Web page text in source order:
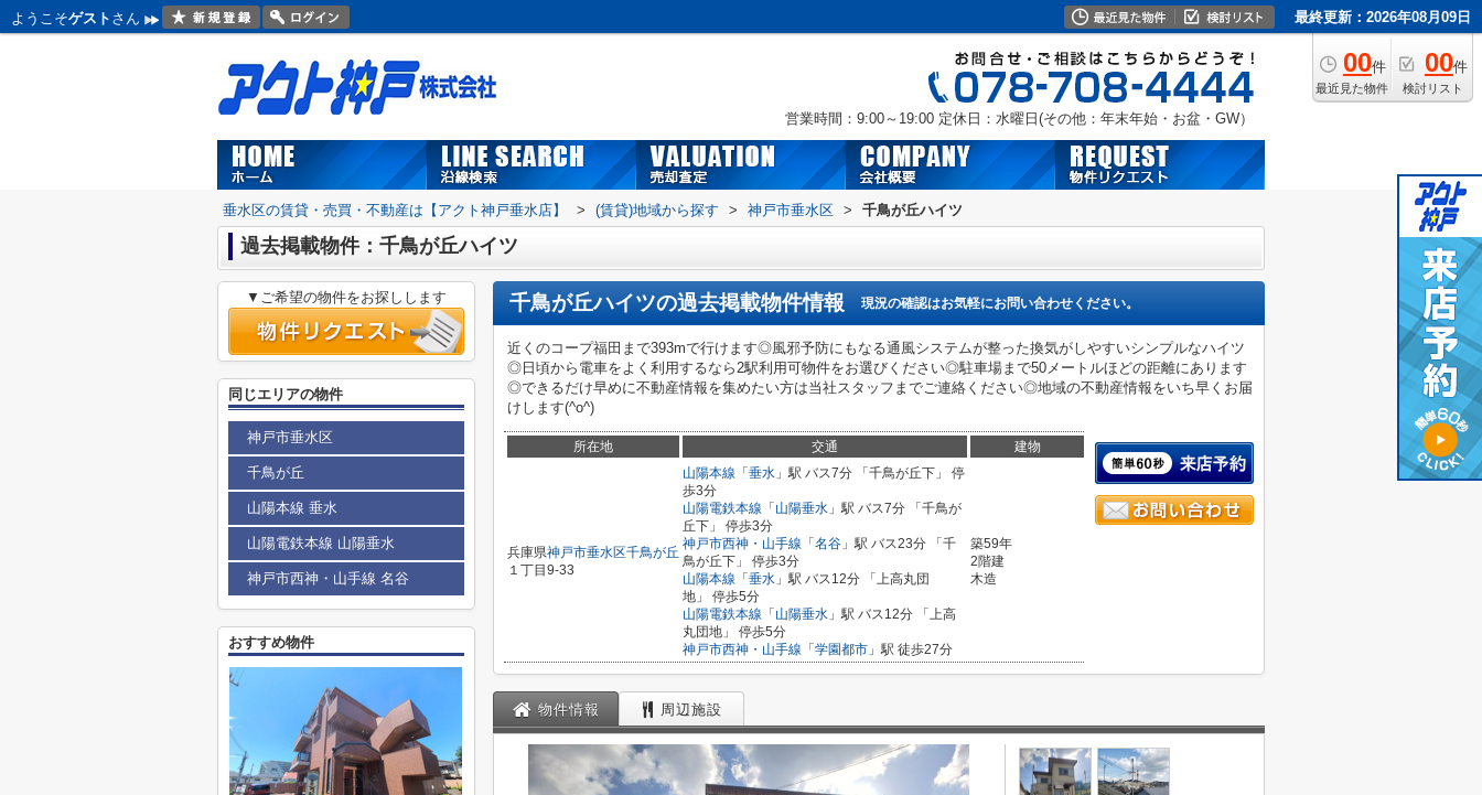
ようこそゲスト さん 最終更新：2026年08月09日
00件
最近見た物件
00件
検討リスト
営業時間：9:00～19:00 定休日：水曜日(その他：年末年始・お盆・GW）
垂水区の賃貸・売買・不動産は【アクト神戸垂水店】 > (賃貸)地域から探す > 神戸市垂水区 > 千鳥が丘ハイツ
過去掲載物件：千鳥が丘ハイツ
千鳥が丘ハイツの過去掲載物件情報 現況の確認はお気軽にお問い合わせください。
近くのコープ福田まで393mで行けます◎風邪予防にもなる通風システムが整った換気がしやすいシンプルなハイツ
◎日頃から電車をよく利用するなら2駅利用可物件をお選びください◎駐車場まで50メートルほどの距離にあります
◎できるだけ早めに不動産情報を集めたい方は当社スタッフまでご連絡ください◎地域の不動産情報をいち早くお届
けします(^o^)
所在地 交通 建物
兵庫県神戸市垂水区千鳥が丘
１丁目9-33
山陽本線 「 垂水 」駅 バス7分 「千鳥が丘下」 停
歩3分
山陽電鉄本線 「 山陽垂水 」駅 バス7分 「千鳥が
丘下」 停歩3分
神戸市西神・山手線 「 名谷 」駅 バス23分 「千
鳥が丘下」 停歩3分
山陽本線 「 垂水 」駅 バス12分 「上高丸団
地」 停歩5分
山陽電鉄本線 「 山陽垂水 」駅 バス12分 「上高
丸団地」 停歩5分
神戸市西神・山手線 「 学園都市 」駅 徒歩27分
築59年
2階建
木造
物件情報 周辺施設
▼ご希望の物件をお探しします
同じエリアの物件
神戸市垂水区
千鳥が丘
山陽本線 垂水
山陽電鉄本線 山陽垂水
神戸市西神・山手線 名谷
おすすめ物件